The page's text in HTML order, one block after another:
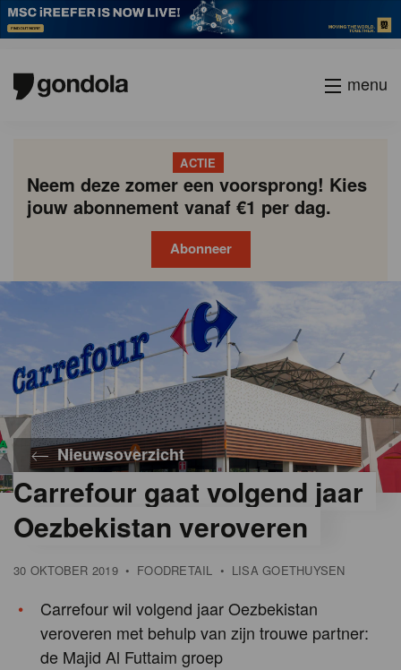
menu
ACTIE
Neem deze zomer een voorsprong! Kies
jouw abonnement vanaf €1 per dag.
Abonneer
Nieuwsoverzicht
Carrefour gaat volgend jaar
Oezbekistan veroveren
30 OKTOBER 2019 • FOODRETAIL • LISA GOETHUYSEN
Carrefour wil volgend jaar Oezbekistan
veroveren met behulp van zijn trouwe partner:
de Majid Al Futtaim groep
Gondola
Gondola